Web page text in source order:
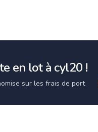
en lot à cyl20 !
sur les frais de port